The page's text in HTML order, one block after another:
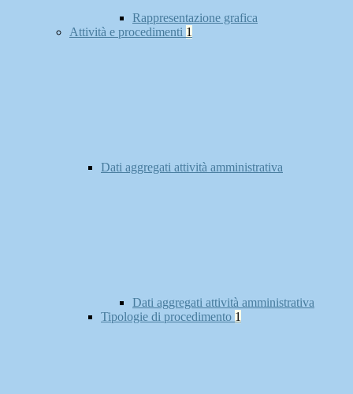
Rappresentazione grafica
Attività e procedimenti 1
Dati aggregati attività amministrativa
Dati aggregati attività amministrativa
Tipologie di procedimento 1